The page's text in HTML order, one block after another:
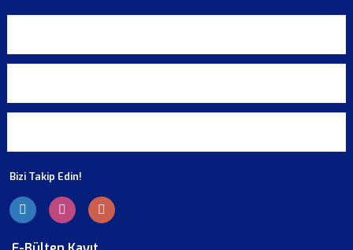
Bizi Takip Edin!